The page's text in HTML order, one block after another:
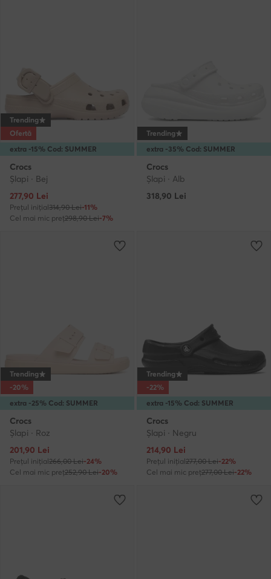
extra -15% Cod: SUMMER
Trending
Ofertă
Crocs
Şlapi · Bej
Prețul actual
277,90 Lei
Prețul inițial314,90 Lei-11%
Cel mai mic preț298,90 Lei-7%
extra -35% Cod: SUMMER
Trending
Crocs
Şlapi · Alb
318,90 Lei
extra -25% Cod: SUMMER
Trending
-20%
Crocs
Şlapi · Roz
Prețul actual
201,90 Lei
Prețul inițial266,00 Lei-24%
Cel mai mic preț252,90 Lei-20%
extra -15% Cod: SUMMER
Trending
-22%
Crocs
Şlapi · Negru
Prețul actual
214,90 Lei
Prețul inițial277,00 Lei-22%
Cel mai mic preț277,00 Lei-22%